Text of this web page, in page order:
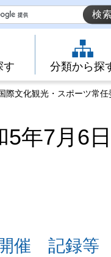
す 分類から探
際文化観光・スポーツ常
年7月6日
催 記録等